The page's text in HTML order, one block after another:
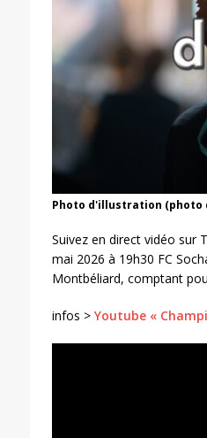
Photo d'illustration (photo
Suivez en direct vidéo sur
mai 2026 à 19h30 FC
Montbéliard, comptant
infos > Youtube «